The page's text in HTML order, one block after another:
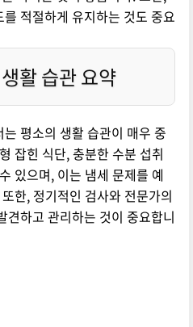
적절하게 유지하는 것도 중요
활 습관 요약
평소의 생활 습관이 매우 중
잡힌 식단, 충분한 수분 섭취
있으며, 이는 냄세 문제를 예
한, 정기적인 검사와 전문가의
견하고 관리하는 것이 중요합니